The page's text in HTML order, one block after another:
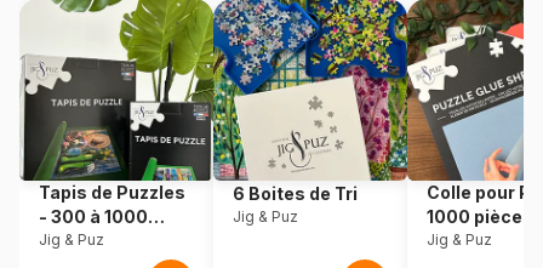
Schmidt-Spiele-59480
EAN 4001504594800
Nombre de pièces 1000 pièces
Dimensions 69 x 49 cm
Tapis de Puzzles
- 300 à 1000
pièces
Jig & Puz
6 Boites de Tri
Jig & Puz
Colle pour
1000 pièces
Jig & Puz